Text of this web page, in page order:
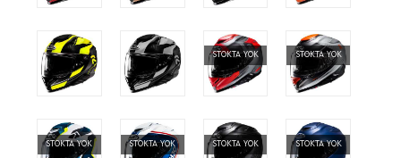
STOKTA YOK STOKTA YOK
STOKTA YOK STOKTA YOK STOKTA YOK STOKTA YOK